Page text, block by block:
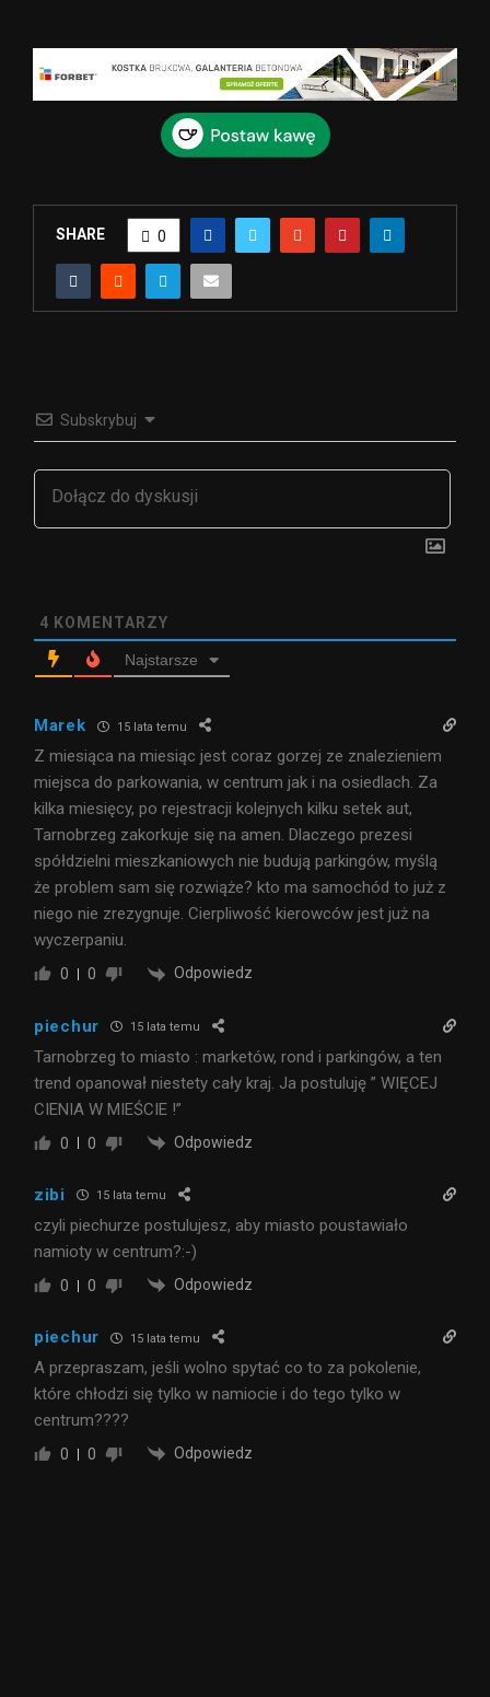
SHARE 0
Subskrybuj
4 KOMENTARZY
Najstarsze
Marek 15 lata temu
Z miesiąca na miesiąc jest coraz gorzej ze znalezieniem
miejsca do parkowania, w centrum jak i na osiedlach. Za
kilka miesięcy, po rejestracji kolejnych kilku setek aut,
Tarnobrzeg zakorkuje się na amen. Dlaczego prezesi
spółdzielni mieszkaniowych nie budują parkingów, myślą
że problem sam się rozwiąże? kto ma samochód to już z
niego nie zrezygnuje. Cierpliwość kierowców jest już na
wyczerpaniu.
0 0 Odpowiedz
piechur 15 lata temu
Tarnobrzeg to miasto : marketów, rond i parkingów, a ten
trend opanował niestety cały kraj. Ja postuluję ” WIĘCEJ
CIENIA W MIEŚCIE !”
0 0 Odpowiedz
zibi 15 lata temu
czyli piechurze postulujesz, aby miasto poustawiało
namioty w centrum?:-)
0 0 Odpowiedz
piechur 15 lata temu
A przepraszam, jeśli wolno spytać co to za pokolenie,
które chłodzi się tylko w namiocie i do tego tylko w
centrum????
0 0 Odpowiedz